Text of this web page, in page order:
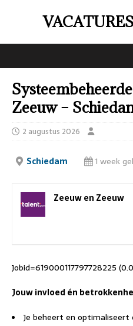
Zeeuw –
2 augustus 2026
Schiedam 1 week
Zeeuw en Zeeuw
Jobid=619000117797728225
Jouw invloed én
Je beheert en